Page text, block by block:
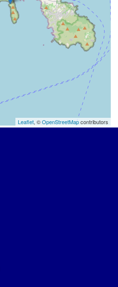
Leaflet, ©OpenStreetMapcontributors